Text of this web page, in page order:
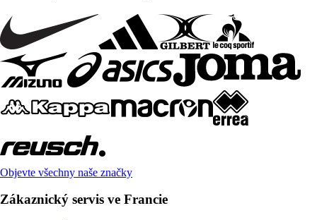
Objevte všechny naše značky
Zákaznický servis ve Francie